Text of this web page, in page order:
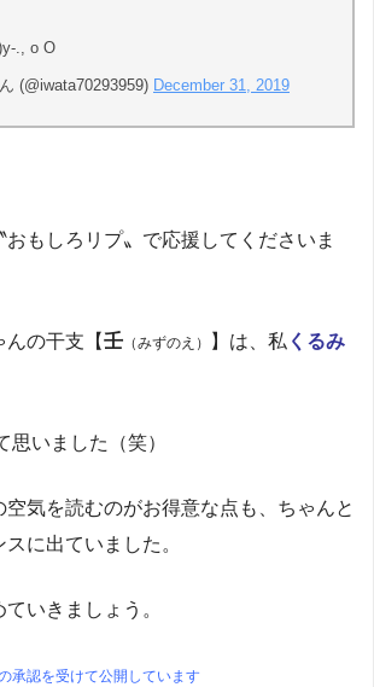
., o O
(@iwata70293959) December 31, 2019
もしろリプ〟で応援してくださいま
んの干支【壬 （みずのえ） 】は、私 くるみ
思いました（笑）
空気を読むのがお得意な点も、ちゃんと
に出ていました。
いきましょう。
承認を受けて公開しています